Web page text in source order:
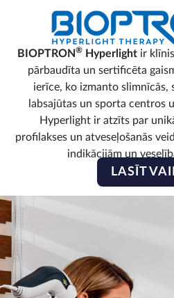
BIOPTRON®Hyperlightir
pārbaudīta un sertificēta
ierīce, ko izmanto slimnīcās,
labsajūtas un sporta centros
Hyperlight ir atzīts par
profilakses un atveseļošanās
indikācijām un
LASĪT